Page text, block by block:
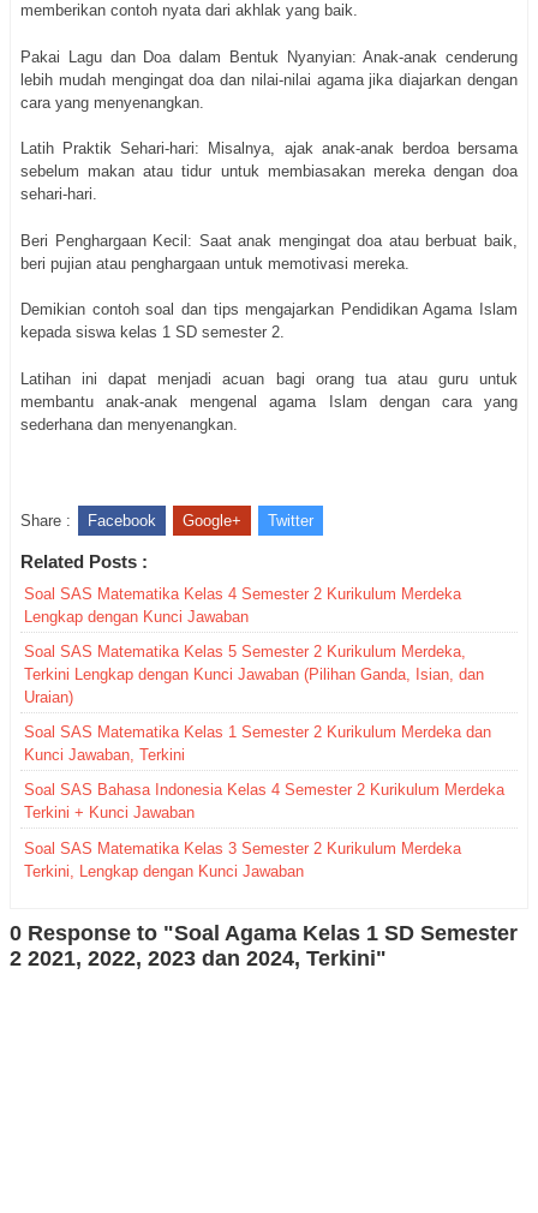
memberikan contoh nyata dari akhlak yang baik.
Pakai Lagu dan Doa dalam Bentuk Nyanyian: Anak-anak cenderung
lebih mudah mengingat doa dan nilai-nilai agama jika diajarkan dengan
cara yang menyenangkan.
Latih Praktik Sehari-hari: Misalnya, ajak anak-anak berdoa bersama
sebelum makan atau tidur untuk membiasakan mereka dengan doa
sehari-hari.
Beri Penghargaan Kecil: Saat anak mengingat doa atau berbuat baik,
beri pujian atau penghargaan untuk memotivasi mereka.
Demikian contoh soal dan tips mengajarkan Pendidikan Agama Islam
kepada siswa kelas 1 SD semester 2.
Latihan ini dapat menjadi acuan bagi orang tua atau guru untuk
membantu anak-anak mengenal agama Islam dengan cara yang
sederhana dan menyenangkan.
Share : Facebook Google+ Twitter
Related Posts :
Soal SAS Matematika Kelas 4 Semester 2 Kurikulum Merdeka
Lengkap dengan Kunci Jawaban
Soal SAS Matematika Kelas 5 Semester 2 Kurikulum Merdeka,
Terkini Lengkap dengan Kunci Jawaban (Pilihan Ganda, Isian, dan
Uraian)
Soal SAS Matematika Kelas 1 Semester 2 Kurikulum Merdeka dan
Kunci Jawaban, Terkini
Soal SAS Bahasa Indonesia Kelas 4 Semester 2 Kurikulum Merdeka
Terkini + Kunci Jawaban
Soal SAS Matematika Kelas 3 Semester 2 Kurikulum Merdeka
Terkini, Lengkap dengan Kunci Jawaban
0 Response to "Soal Agama Kelas 1 SD Semester
2 2021, 2022, 2023 dan 2024, Terkini"